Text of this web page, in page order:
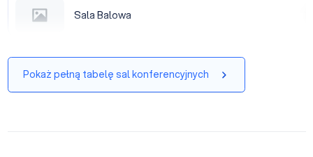
Sala Balowa
Sala Balowa
Pokaż pełną tabelę sal konferencyjnych